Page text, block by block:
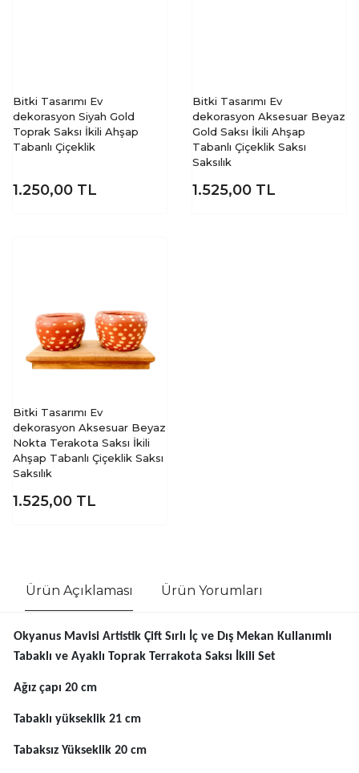
Bitki Tasarımı Ev
Toprak Saksı İkili Ahşap
Tabanlı Çiçeklik
Bitki Tasarımı Ev
dekorasyon Aksesuar Beyaz
Gold Saksı İkili Ahşap
Tabanlı Çiçeklik Saksı
Saksılık
Bitki Tasarımı Ev
dekorasyon Aksesuar Beyaz
Nokta Terakota Saksı İkili
Ahşap Tabanlı Çiçeklik Saksı
Saksılık
Ürün Yorumları
Tabaklı ve Ayaklı Toprak Terrakota Saksı İkili Set
Ağız çapı 20 cm
Tabaklı yükseklik 21 cm